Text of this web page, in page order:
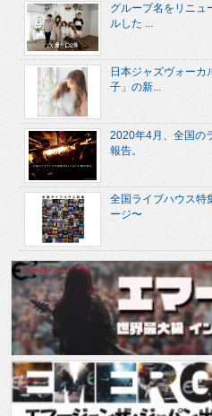
グループ名をリニュ
ルした ...
日本ジャズヴォーカ
子」の新...
2020年4月、全国の
報告。
全国ライブハウス特
ージ〜